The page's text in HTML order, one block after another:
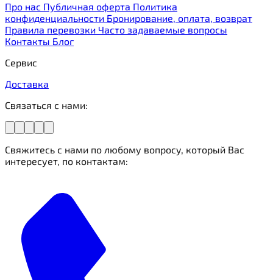
Про нас Публичная оферта Политика
конфиденциальности Бронирование, оплата, возврат
Правила перевозки Часто задаваемые вопросы
Контакты Блог
Сервис
Доставка
Связаться с нами:
Свяжитесь с нами по любому вопросу, который Вас
интересует, по контактам: